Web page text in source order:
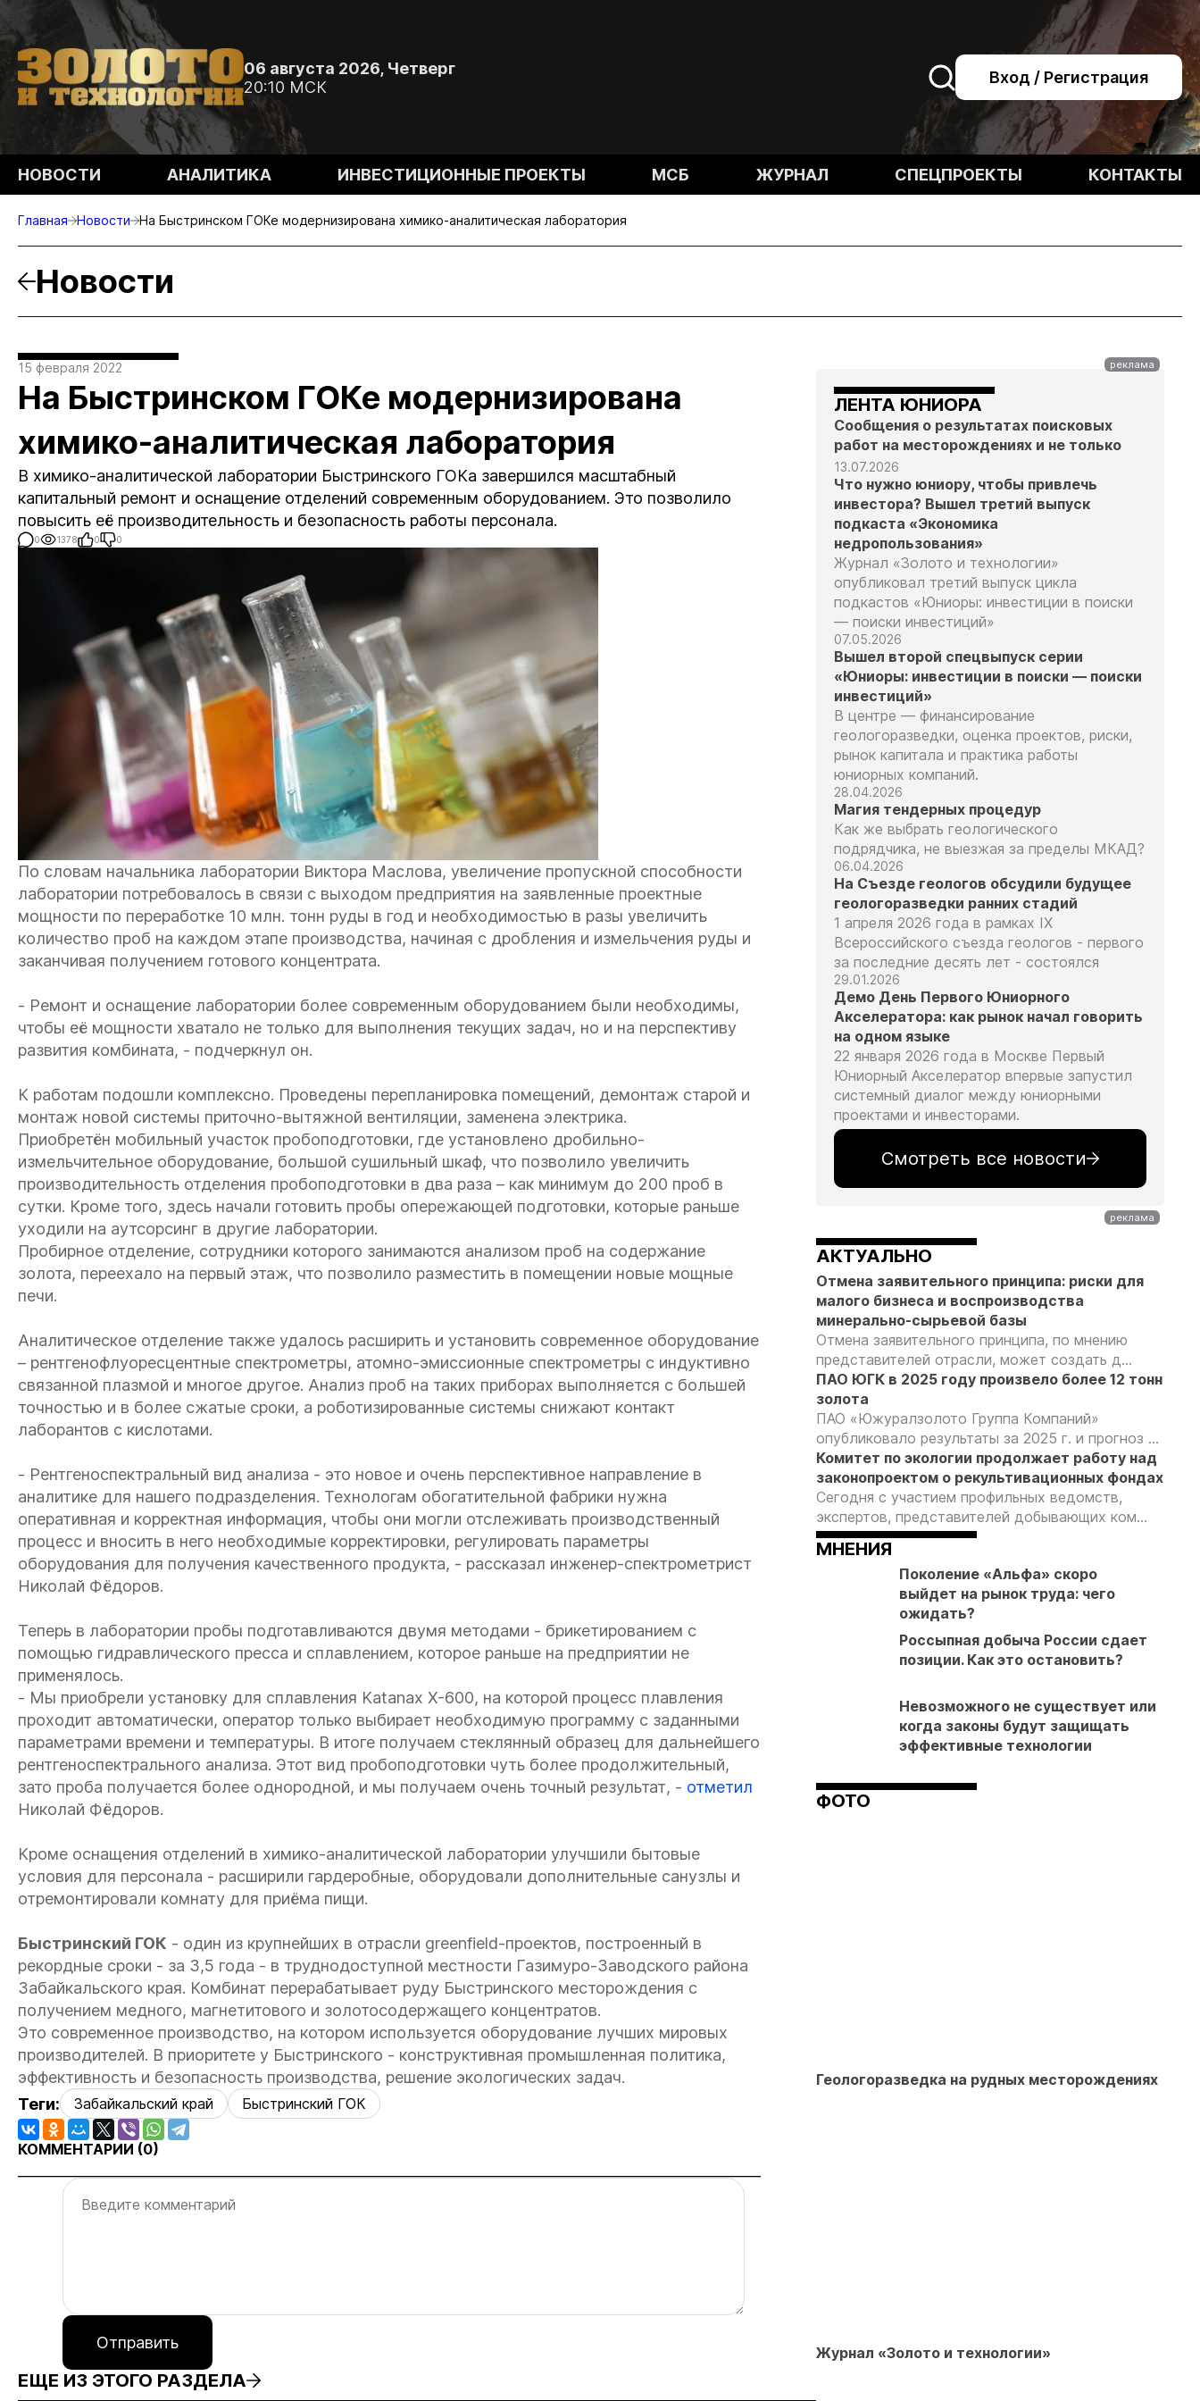
06 августа 2026, Четверг
20:10 МСК
Вход / Регистрация
НОВОСТИ АНАЛИТИКА ИНВЕСТИЦИОННЫЕ ПРОЕКТЫ МСБ ЖУРНАЛ СПЕЦПРОЕКТЫ КОНТАКТЫ
Главная Новости На Быстринском ГОКе модернизирована химико-аналитическая лаборатория
Новости
15 февраля 2022
На Быстринском ГОКе модернизирована
химико-аналитическая лаборатория
В химико-аналитической лаборатории Быстринского ГОКа завершился масштабный
капитальный ремонт и оснащение отделений современным оборудованием. Это позволило
повысить её производительность и безопасность работы персонала.
0 1378 0 0
По словам начальника лаборатории Виктора Маслова, увеличение пропускной способности
лаборатории потребовалось в связи с выходом предприятия на заявленные проектные
мощности по переработке 10 млн. тонн руды в год и необходимостью в разы увеличить
количество проб на каждом этапе производства, начиная с дробления и измельчения руды и
заканчивая получением готового концентрата.
- Ремонт и оснащение лаборатории более современным оборудованием были необходимы,
чтобы её мощности хватало не только для выполнения текущих задач, но и на перспективу
развития комбината, - подчеркнул он.
К работам подошли комплексно. Проведены перепланировка помещений, демонтаж старой и
монтаж новой системы приточно-вытяжной вентиляции, заменена электрика.
Приобретён мобильный участок пробоподготовки, где установлено дробильно-
измельчительное оборудование, большой сушильный шкаф, что позволило увеличить
производительность отделения пробоподготовки в два раза – как минимум до 200 проб в
сутки. Кроме того, здесь начали готовить пробы опережающей подготовки, которые раньше
уходили на аутсорсинг в другие лаборатории.
Пробирное отделение, сотрудники которого занимаются анализом проб на содержание
золота, переехало на первый этаж, что позволило разместить в помещении новые мощные
печи.
Аналитическое отделение также удалось расширить и установить современное оборудование
– рентгенофлуоресцентные спектрометры, атомно-эмиссионные спектрометры с индуктивно
связанной плазмой и многое другое. Анализ проб на таких приборах выполняется с большей
точностью и в более сжатые сроки, а роботизированные системы снижают контакт
лаборантов с кислотами.
- Рентгеноспектральный вид анализа - это новое и очень перспективное направление в
аналитике для нашего подразделения. Технологам обогатительной фабрики нужна
оперативная и корректная информация, чтобы они могли отслеживать производственный
процесс и вносить в него необходимые корректировки, регулировать параметры
оборудования для получения качественного продукта, - рассказал инженер-спектрометрист
Николай Фёдоров.
Теперь в лаборатории пробы подготавливаются двумя методами - брикетированием с
помощью гидравлического пресса и сплавлением, которое раньше на предприятии не
применялось.
- Мы приобрели установку для сплавления Katanax X-600, на которой процесс плавления
проходит автоматически, оператор только выбирает необходимую программу с заданными
параметрами времени и температуры. В итоге получаем стеклянный образец для дальнейшего
рентгеноспектрального анализа. Этот вид пробоподготовки чуть более продолжительный,
зато проба получается более однородной, и мы получаем очень точный результат, - отметил
Николай Фёдоров.
Кроме оснащения отделений в химико-аналитической лаборатории улучшили бытовые
условия для персонала - расширили гардеробные, оборудовали дополнительные санузлы и
отремонтировали комнату для приёма пищи.
Быстринский ГОК - один из крупнейших в отрасли greenfield-проектов, построенный в
рекордные сроки - за 3,5 года - в труднодоступной местности Газимуро-Заводского района
Забайкальского края. Комбинат перерабатывает руду Быстринского месторождения с
получением медного, магнетитового и золотосодержащего концентратов.
Это современное производство, на котором используется оборудование лучших мировых
производителей. В приоритете у Быстринского - конструктивная промышленная политика,
эффективность и безопасность производства, решение экологических задач.
Теги:
Забайкальский край Быстринский ГОК
КОММЕНТАРИИ (0)
Отправить
ЕЩЕ ИЗ ЭТОГО РАЗДЕЛА
ЛЕНТА ЮНИОРА
Сообщения о результатах поисковых
работ на месторождениях и не только
13.07.2026
Что нужно юниору, чтобы привлечь
инвестора? Вышел третий выпуск
подкаста «Экономика
недропользования»
Журнал «Золото и технологии»
опубликовал третий выпуск цикла
подкастов «Юниоры: инвестиции в поиски
— поиски инвестиций»
07.05.2026
Вышел второй спецвыпуск серии
«Юниоры: инвестиции в поиски — поиски
инвестиций»
В центре — финансирование
геологоразведки, оценка проектов, риски,
рынок капитала и практика работы
юниорных компаний.
28.04.2026
Магия тендерных процедур
Как же выбрать геологического
подрядчика, не выезжая за пределы МКАД?
06.04.2026
На Съезде геологов обсудили будущее
геологоразведки ранних стадий
1 апреля 2026 года в рамках IX
Всероссийского съезда геологов - первого
за последние десять лет - состоялся
29.01.2026
Демо День Первого Юниорного
Акселератора: как рынок начал говорить
на одном языке
22 января 2026 года в Москве Первый
Юниорный Акселератор впервые запустил
системный диалог между юниорными
проектами и инвесторами.
Смотреть все новости
АКТУАЛЬНО
Отмена заявительного принципа: риски для
малого бизнеса и воспроизводства
минерально-сырьевой базы
Отмена заявительного принципа, по мнению
представителей отрасли, может создать д...
ПАО ЮГК в 2025 году произвело более 12 тонн
золота
ПАО «Южуралзолото Группа Компаний»
опубликовало результаты за 2025 г. и прогноз ...
Комитет по экологии продолжает работу над
законопроектом о рекультивационных фондах
Сегодня с участием профильных ведомств,
экспертов, представителей добывающих ком...
МНЕНИЯ
Поколение «Альфа» скоро
выйдет на рынок труда: чего
ожидать?
Россыпная добыча России сдает
позиции. Как это остановить?
Невозможного не существует или
когда законы будут защищать
эффективные технологии
ФОТО
Геологоразведка на рудных месторождениях
Журнал «Золото и технологии»